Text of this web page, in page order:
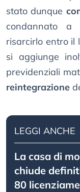
stato dunque
condannato
risarcirlo entro il
si aggiunge
previdenziali
reintegrazione
LEGGI ANCHE
La casa di
chiude
80